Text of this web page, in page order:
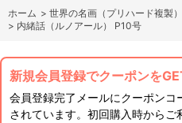
ホーム > 世界の名画（プリハード複製）
> 内緒話（ルノアール） P10号
新規会員登録でクーポンを
会員登録完了メールにクーポンコ
されています。初回購入時からご